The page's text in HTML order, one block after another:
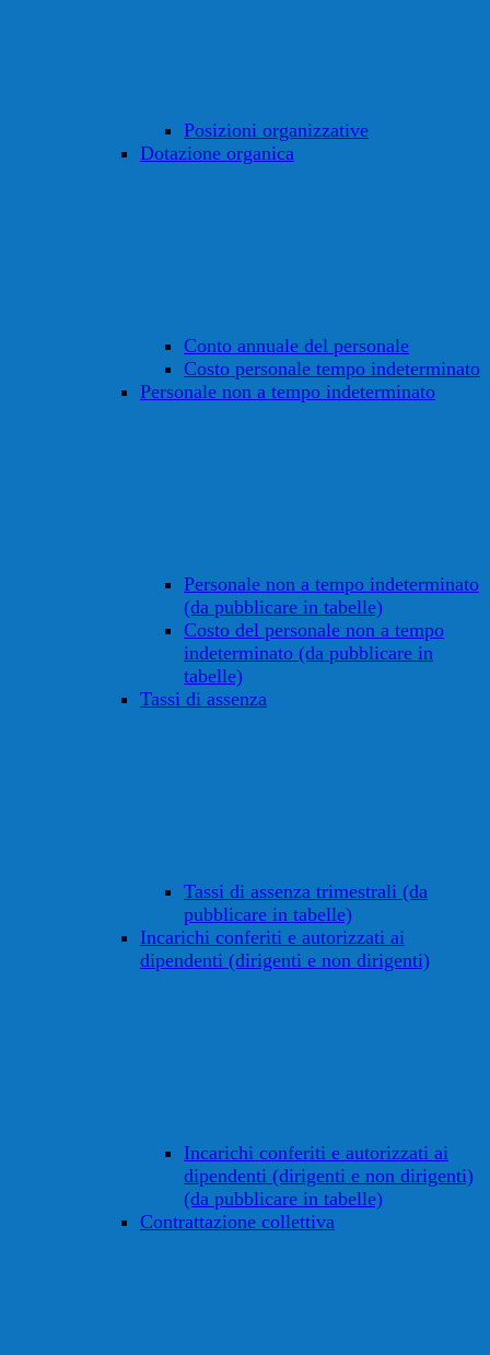
Posizioni organizzative
Dotazione organica
Conto annuale del personale
Costo personale tempo indeterminato
Personale non a tempo indeterminato
Personale non a tempo indeterminato
(da pubblicare in tabelle)
Costo del personale non a tempo
indeterminato (da pubblicare in
tabelle)
Tassi di assenza
Tassi di assenza trimestrali (da
pubblicare in tabelle)
Incarichi conferiti e autorizzati ai
dipendenti (dirigenti e non dirigenti)
Incarichi conferiti e autorizzati ai
dipendenti (dirigenti e non dirigenti)
(da pubblicare in tabelle)
Contrattazione collettiva